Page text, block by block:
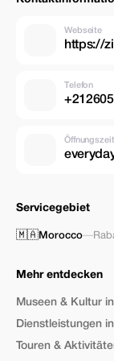
Webseite
https://
Telefon
Servicegebiet
🇲🇦Morocco—
Mehr entdecken
Museen & Kultur
Dienstleistungen
Touren &